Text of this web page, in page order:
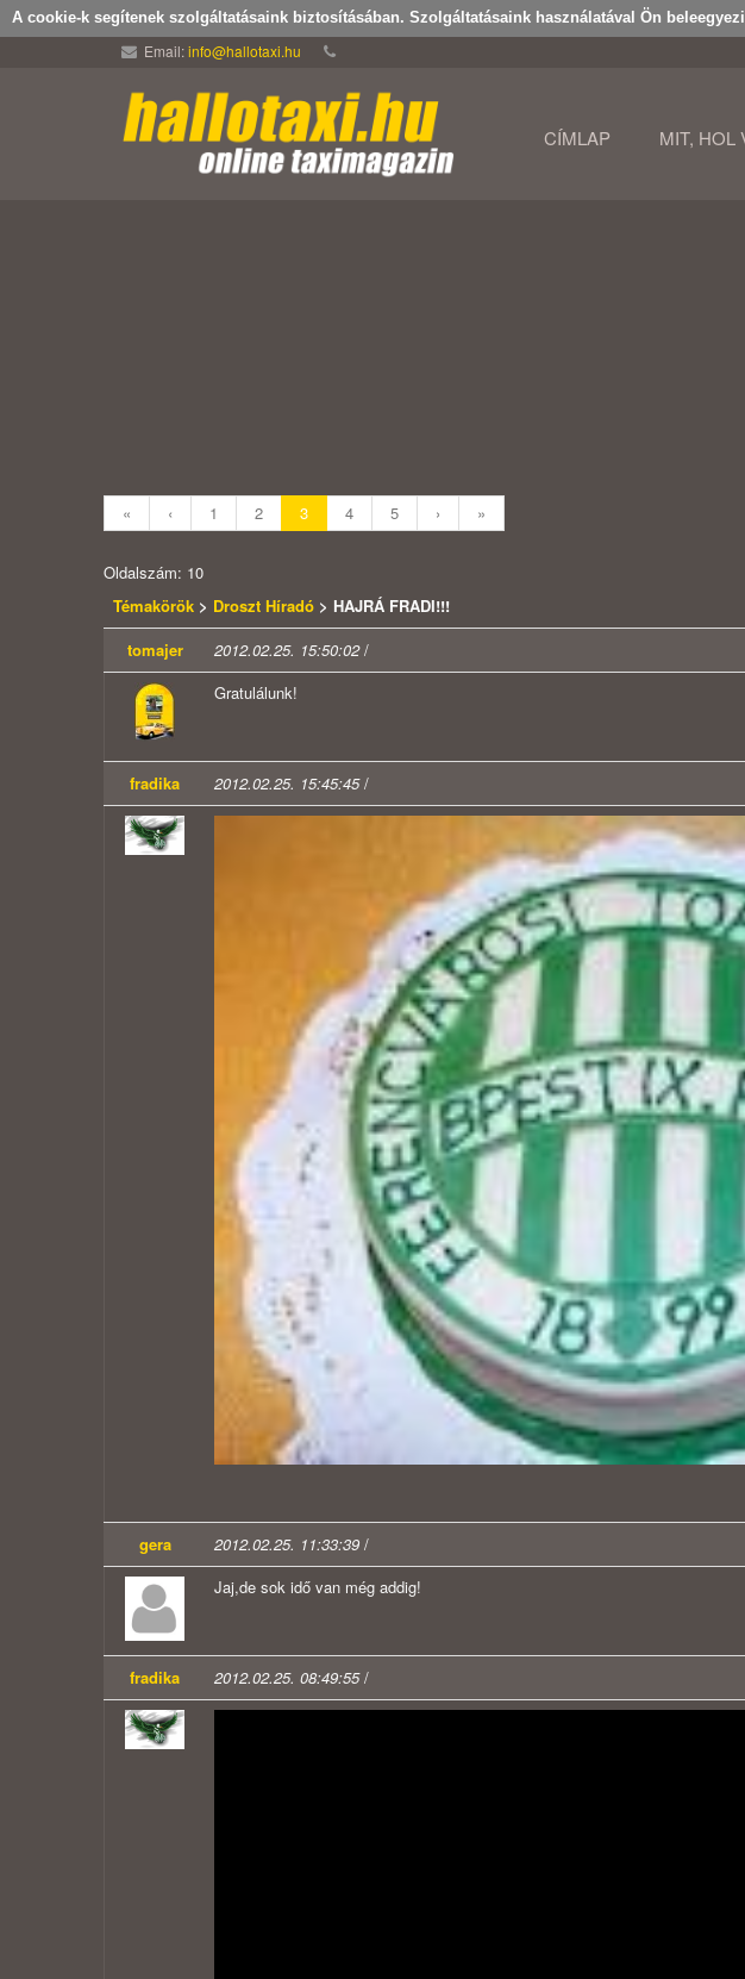
A cookie-k segítenek szolgáltatásaink biztosításában. Szolgáltatásaink használatával Ön
Email:info@hallotaxi.hu
CÍMLAP MIT, HOL
« ‹ 1 2 3 4 5 › »
Oldalszám: 10
Témakörök > Droszt Híradó > HAJRÁ FRADI!!!
tomajer
2012.02.25. 15:50:02/
Gratulálunk!
fradika 2012.02.25. 15:45:45/
gera 2012.02.25. 11:33:39 /
Jaj,de sok idő van még addig!
fradika 2012.02.25. 08:49:55/